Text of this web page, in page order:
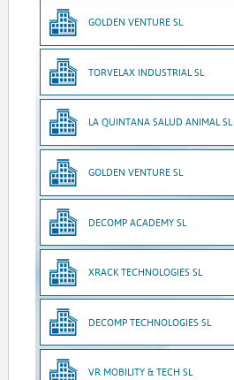
GOLDEN VENTURE SL
TORVELAX INDUSTRIAL SL
LA QUINTANA SALUD ANIMAL SL
GOLDEN VENTURE SL
DECOMP ACADEMY SL
XRACK TECHNOLOGIES SL
DECOMP TECHNOLOGIES SL
VR MOBILITY & TECH SL